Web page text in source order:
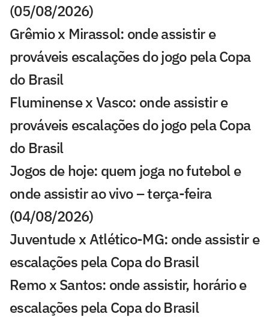
(05/08/2026)
Grêmio x Mirassol: onde assistir e
prováveis escalações do jogo pela Copa
do Brasil
Fluminense x Vasco: onde assistir e
prováveis escalações do jogo pela Copa
do Brasil
Jogos de hoje: quem joga no futebol e
onde assistir ao vivo – terça-feira
(04/08/2026)
Juventude x Atlético-MG: onde assistir e
escalações pela Copa do Brasil
Remo x Santos: onde assistir, horário e
escalações pela Copa do Brasil